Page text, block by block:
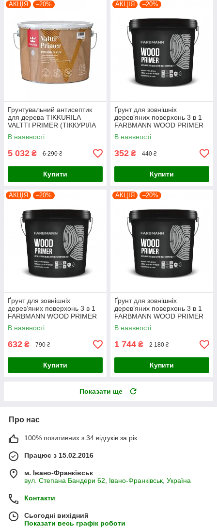
АКЦІЯ –20%
Грунтувальний антисептик
для дерева TIKKURILA
VALTTI PRIMER (ТІККУРІЛА
ВАЛТТІ ПРАЙМЕР) 9л
В наявності
5 032 ₴ 6 290 ₴
Купити
АКЦІЯ –20%
Ґрунт для зовнішніх
дерев’яних поверхонь 3 в 1
FARBMANN WOOD PRIMER
(ФАРБМЕН ВУД ПРАЙМЕР)
0.9л
В наявності
352 ₴ 440 ₴
Купити
АКЦІЯ –20%
Ґрунт для зовнішніх
дерев’яних поверхонь 3 в 1
FARBMANN WOOD PRIMER
(ФАРБМЕН ВУД ПРАЙМЕР)
2.7л
В наявності
632 ₴ 790 ₴
Купити
АКЦІЯ –20%
Ґрунт для зовнішніх
дерев’яних поверхонь 3 в 1
FARBMANN WOOD PRIMER
(ФАРБМЕН ВУД ПРАЙМЕР)
9л
В наявності
1 744 ₴ 2 180 ₴
Купити
Показати ще
Про нас
100% позитивних з 34 відгуків за рік
Працює з 15.02.2016
м. Івано-Франківськ
вул. Степана Бандери 62, Івано-Франківськ, Україна
Контакти
Сьогодні вихідний
Показати весь графік роботи